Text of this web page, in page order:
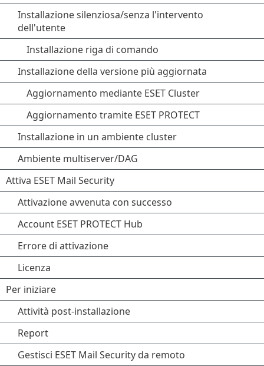
Installazione silenziosa/senza l'intervento
dell'utente
Installazione riga di comando
Installazione della versione più aggiornata
Aggiornamento mediante ESET Cluster
Aggiornamento tramite ESET PROTECT
Installazione in un ambiente cluster
Ambiente multiserver/DAG
Attiva ESET Mail Security
Attivazione avvenuta con successo
Account ESET PROTECT Hub
Errore di attivazione
Licenza
Per iniziare
Attività post-installazione
Report
Gestisci ESET Mail Security da remoto